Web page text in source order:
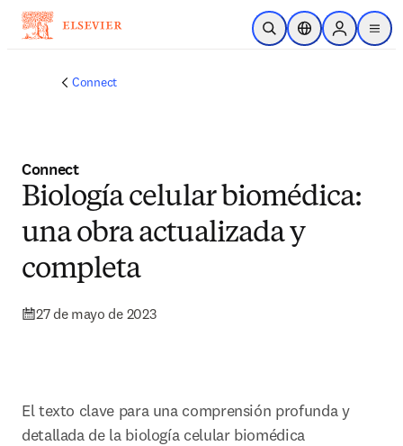
Saltar al contenido principal
Abrir búsqueda
Selector deSign in to
menu
Connect
Connect
Biología celular biomédica:
una obra actualizada y
completa
27 de mayo de 2023
El texto clave para una comprensión profunda y
detallada de la biología celular biomédica